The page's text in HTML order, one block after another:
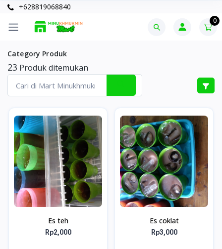
+628819068840
0
Category Produk
23 Produk ditemukan
Es teh
Rp2,000
Es coklat
Rp3,000